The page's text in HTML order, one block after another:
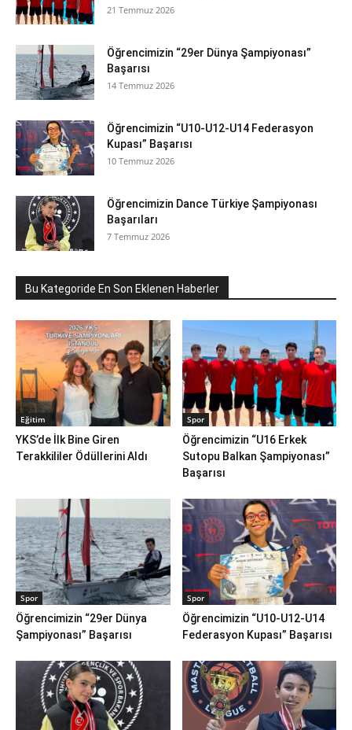
21 Temmuz 2026
Öğrencimizin “29er Dünya Şampiyonası”
Başarısı
14 Temmuz 2026
Öğrencimizin “U10-U12-U14 Federasyon
Kupası” Başarısı
10 Temmuz 2026
Öğrencimizin Dance Türkiye Şampiyonası
Başarıları
7 Temmuz 2026
Bu Kategoride En Son Eklenen Haberler
Eğitim
YKS’de İlk Bine Giren
Terakkililer Ödüllerini Aldı
Spor
Öğrencimizin “U16 Erkek
Sutopu Balkan Şampiyonası”
Başarısı
Spor
Öğrencimizin “29er Dünya
Şampiyonası” Başarısı
Spor
Öğrencimizin “U10-U12-U14
Federasyon Kupası” Başarısı